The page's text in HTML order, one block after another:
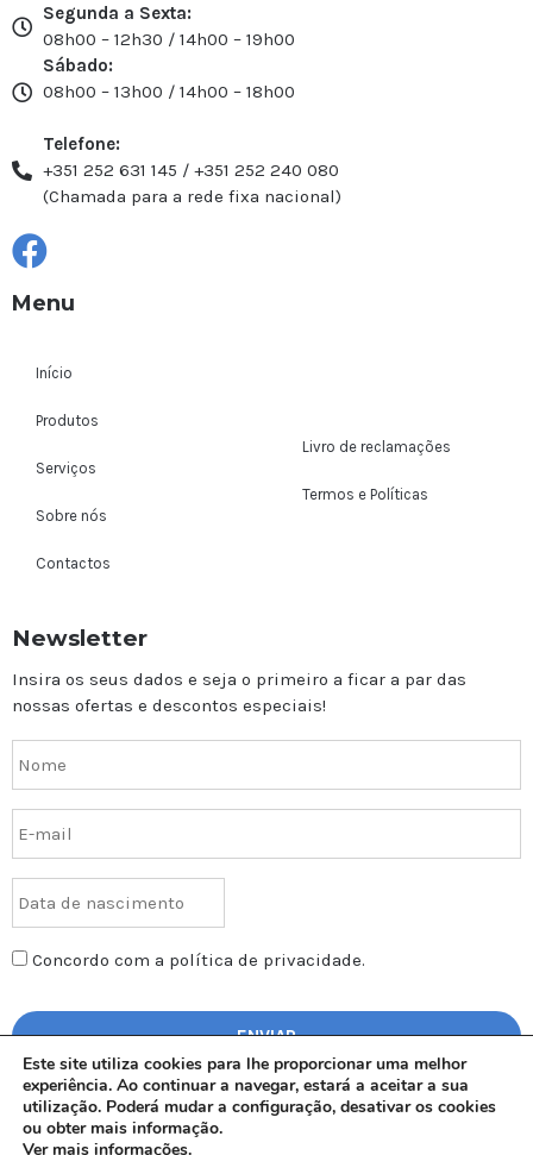
Segunda a Sexta:
08h00 – 12h30 / 14h00 – 19h00
Sábado:
08h00 – 13h00 / 14h00 – 18h00
Telefone:
+351 252 631 145 / +351 252 240 080
(Chamada para a rede fixa nacional)
Menu
Início
Produtos
Serviços
Sobre nós
Contactos
Livro de reclamações
Termos e Políticas
Newsletter
Insira os seus dados e seja o primeiro a ficar a par das
nossas ofertas e descontos especiais!
Concordo com a política de privacidade.
Este site utiliza cookies para lhe proporcionar uma melhor
experiência. Ao continuar a navegar, estará a aceitar a sua
utilização. Poderá mudar a configuração, desativar os cookies
ou obter mais informação.
Ver mais informações.